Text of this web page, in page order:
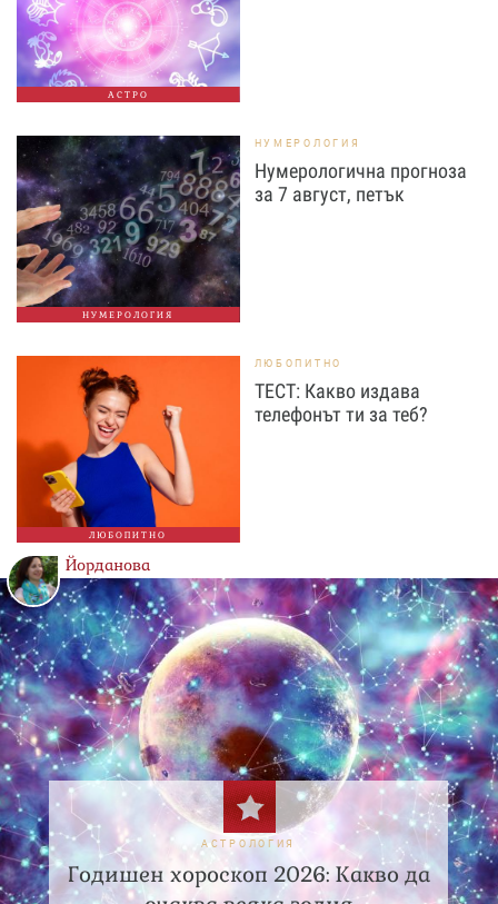
АСТРО
НУМЕРОЛОГИЯ
НУМЕРОЛОГИЯ
Нумерологична прогноза
за 7 август, петък
ЛЮБОПИТНО
ЛЮБОПИТНО
ТЕСТ: Какво издава
телефонът ти за теб?
Йорданова
АСТРОЛОГИЯ
Годишен хороскоп 2026: Какво да